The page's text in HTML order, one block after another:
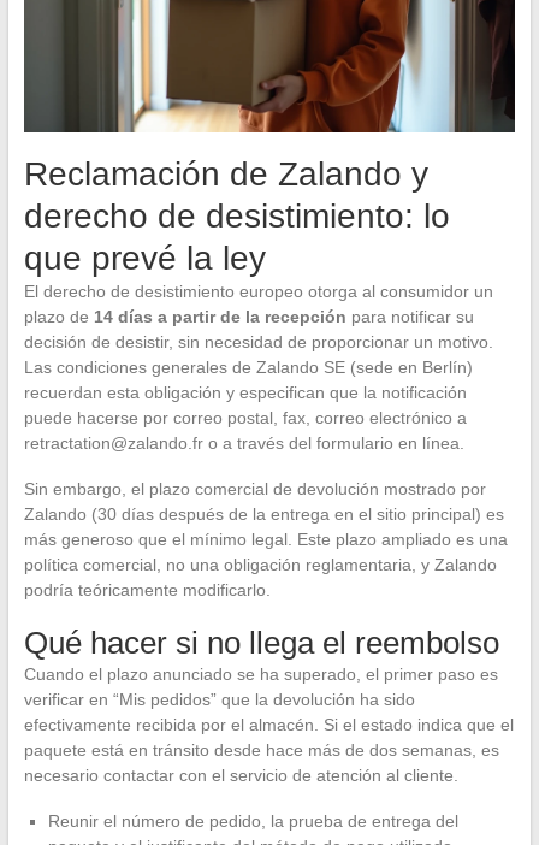
Reclamación de Zalando y
derecho de desistimiento: lo
que prevé la ley
El derecho de desistimiento europeo otorga al consumidor un
plazo de 14 días a partir de la recepción para notificar su
decisión de desistir, sin necesidad de proporcionar un motivo.
Las condiciones generales de Zalando SE (sede en Berlín)
recuerdan esta obligación y especifican que la notificación
puede hacerse por correo postal, fax, correo electrónico a
retractation@zalando.fro a través del formulario en línea.
Sin embargo, el plazo comercial de devolución mostrado por
Zalando (30 días después de la entrega en el sitio principal) es
más generoso que el mínimo legal. Este plazo ampliado es una
política comercial, no una obligación reglamentaria, y Zalando
podría teóricamente modificarlo.
Qué hacer si no llega el reembolso
Cuando el plazo anunciado se ha superado, el primer paso es
verificar en “Mis pedidos” que la devolución ha sido
efectivamente recibida por el almacén. Si el estado indica que el
paquete está en tránsito desde hace más de dos semanas, es
necesario contactar con el servicio de atención al cliente.
Reunir el número de pedido, la prueba de entrega del